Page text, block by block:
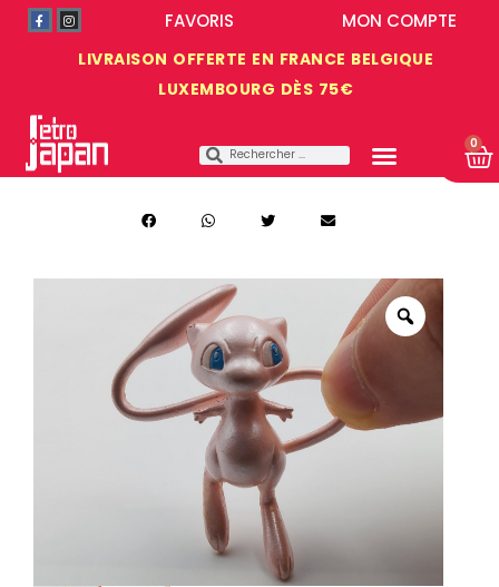
LIVRAISON OFFERTE EN FRANCE BELGIQUE
LUXEMBOURG DÈS 75€
MON COMPTE
FAVORIS
0